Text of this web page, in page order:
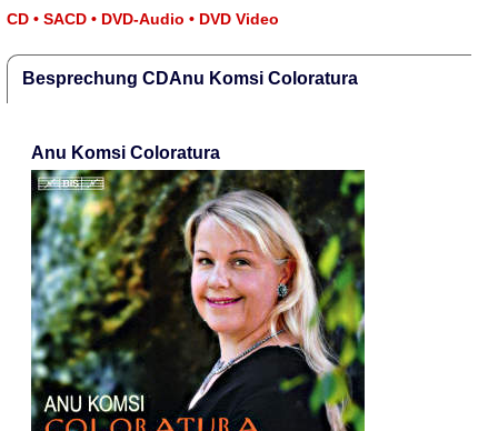
CD • SACD • DVD-Audio • DVD Video
Besprechung CDAnu Komsi Coloratura
Anu Komsi Coloratura